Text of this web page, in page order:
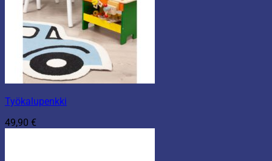
Työkalupenkki
49,90 €